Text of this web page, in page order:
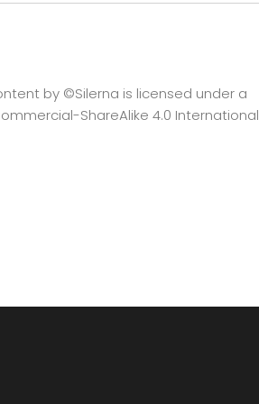
by ©Silerna is licensed under a
ShareAlike 4.0 International